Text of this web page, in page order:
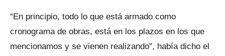
“En principio, todo lo que está armado como
cronograma de obras, está en los plazos en los que
mencionamos y se vienen realizando", había dicho el